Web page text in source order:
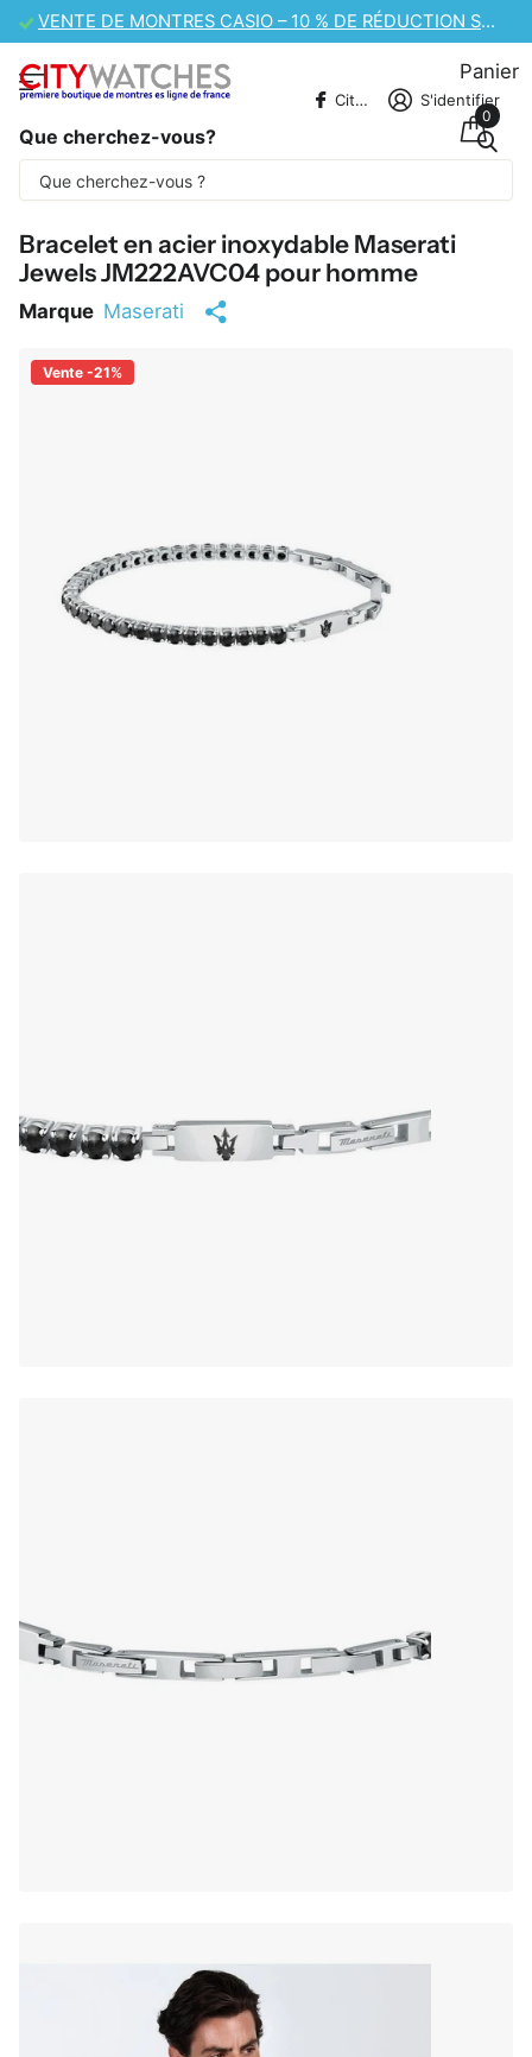
VENTE DE MONTRES CASIO – 10 % DE RÉDUCTION SUPPLÉMENTAIRE
Que cherchez-vous?
CitywatchesFR S'identifier
Panier
0
Une partie du contenu est traduite
automatiquement.
Bracelet en acier inoxydable Maserati
Jewels JM222AVC04 pour homme
Marque Maserati
Vente -21%